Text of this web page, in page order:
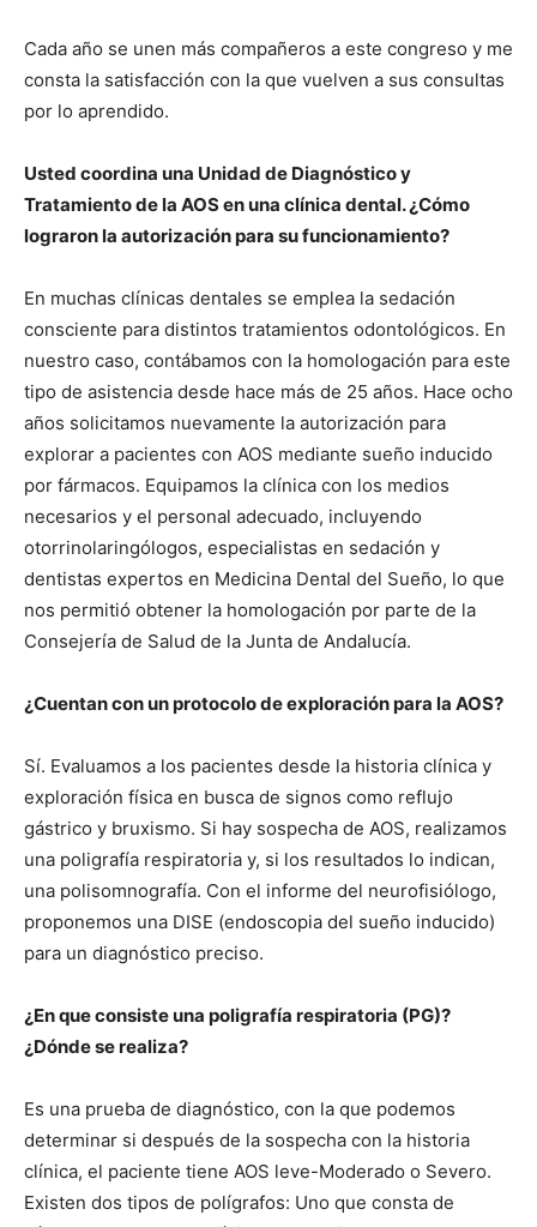
Cada año se unen más compañeros a este congreso y me
consta la satisfacción con la que vuelven a sus consultas
por lo aprendido.
Usted coordina una Unidad de Diagnóstico y
Tratamiento de la AOS en una clínica dental. ¿Cómo
lograron la autorización para su funcionamiento?
En muchas clínicas dentales se emplea la sedación
consciente para distintos tratamientos odontológicos. En
nuestro caso, contábamos con la homologación para este
tipo de asistencia desde hace más de 25 años. Hace ocho
años solicitamos nuevamente la autorización para
explorar a pacientes con AOS mediante sueño inducido
por fármacos. Equipamos la clínica con los medios
necesarios y el personal adecuado, incluyendo
otorrinolaringólogos, especialistas en sedación y
dentistas expertos en Medicina Dental del Sueño, lo que
nos permitió obtener la homologación por parte de la
Consejería de Salud de la Junta de Andalucía.
¿Cuentan con un protocolo de exploración para la AOS?
Sí. Evaluamos a los pacientes desde la historia clínica y
exploración física en busca de signos como reflujo
gástrico y bruxismo. Si hay sospecha de AOS, realizamos
una poligrafía respiratoria y, si los resultados lo indican,
una polisomnografía. Con el informe del neurofisiólogo,
proponemos una DISE (endoscopia del sueño inducido)
para un diagnóstico preciso.
¿En que consiste una poligrafía respiratoria (PG)?
¿Dónde se realiza?
Es una prueba de diagnóstico, con la que podemos
determinar si después de la sospecha con la historia
clínica, el paciente tiene AOS leve-Moderado o Severo.
Existen dos tipos de polígrafos: Uno que consta de